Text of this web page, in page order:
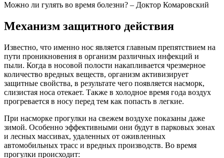
Можно ли гулять во время болезни? – Доктор Комаровский
Механизм защитного действия
Известно, что именно нос является главным препятствием на
пути проникновения в организм различных инфекций и
пыли. Когда в носовой полости накапливается чрезмерное
количество вредных веществ, организм активизирует
защитные свойства, в результате чего появляется насморк,
слизистая носа отекает. Также в холодное время года воздух
прогревается в носу перед тем как попасть в легкие.
При насморке прогулки на свежем воздухе показаны даже
зимой. Особенно эффективными они будут в парковых зонах
и лесных массивах, удаленных от оживленных
автомобильных трасс и вредных производств. Во время
прогулки происходит: